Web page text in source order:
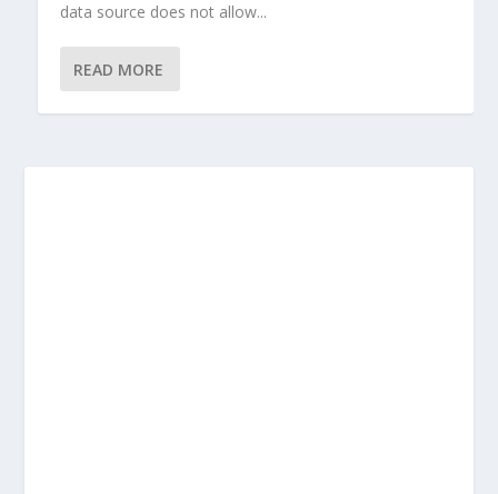
data source does not allow...
READ MORE